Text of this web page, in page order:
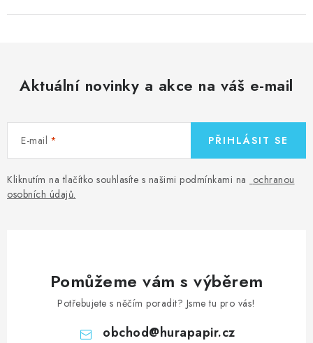
Aktuální novinky a akce na váš e-mail
E-mail
Kliknutím na tlačítko souhlasíte s našimi podmínkami na ochranou
osobních údajů.
PŘIHLÁSIT SE
Pomůžeme vám s výběrem
Potřebujete s něčím poradit? Jsme tu pro vás!
obchod@hurapapir.cz